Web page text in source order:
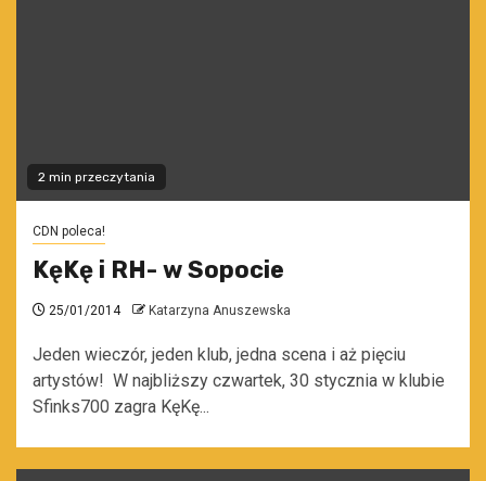
2 min przeczytania
CDN poleca!
KęKę i RH- w Sopocie
25/01/2014 Katarzyna Anuszewska
Jeden wieczór, jeden klub, jedna scena i aż pięciu
artystów! W najbliższy czwartek, 30 stycznia w klubie
Sfinks700 zagra KęKę...